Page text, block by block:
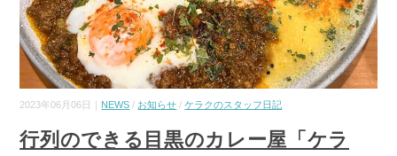
2023年06月06日｜ NEWS / お知らせ /ケラクのスタッフ日記
行列のできる目黒のカレー屋「ケラ